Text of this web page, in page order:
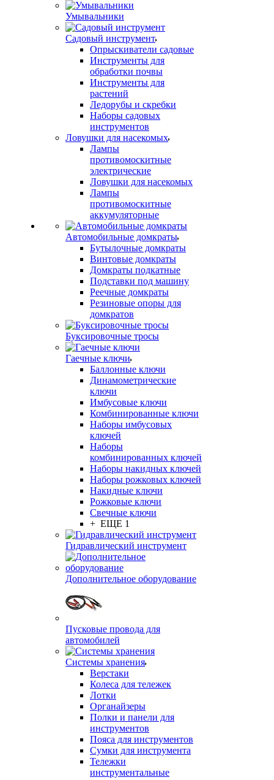
Умывальники
Садовый инструмент
Опрыскиватели садовые
Инструменты для
обработки почвы
Инструменты для
растений
Ледорубы и скребки
Наборы садовых
инструментов
Ловушки для насекомых
Лампы
противомоскитные
электрические
Ловушки для насекомых
Лампы
противомоскитные
аккумуляторные
Автомобильные домкраты
Бутылочные домкраты
Винтовые домкраты
Домкраты подкатные
Подставки под машину
Реечные домкраты
Резиновые опоры для
домкратов
Буксировочные тросы
Гаечные ключи
Баллонные ключи
Динамометрические
ключи
Имбусовые ключи
Комбинированные ключи
Наборы имбусовых
ключей
Наборы
комбинированных ключей
Наборы накидных ключей
Наборы рожковых ключей
Накидные ключи
Рожковые ключи
Свечные ключи
+ ЕЩЕ 1
Гидравлический инструмент
Дополнительное оборудование
Пусковые провода для
автомобилей
Системы хранения
Верстаки
Колеса для тележек
Лотки
Органайзеры
Полки и панели для
инструментов
Пояса для инструментов
Сумки для инструмента
Тележки
инструментальные